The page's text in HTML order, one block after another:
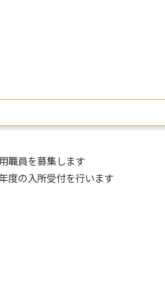
職員を募集します
度の入所受付を行います